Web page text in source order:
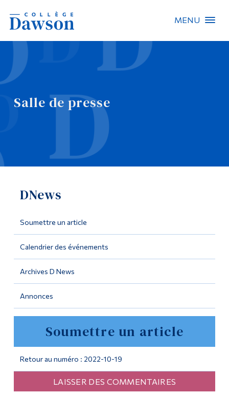
MENU
Salle de presse
DNews
Soumettre un article
Calendrier des événements
Archives D News
Annonces
Soumettre un article
Retour au numéro : 2022-10-19
LAISSER DES COMMENTAIRES
Recherche sur le site
Recherche de personnes
EN
Omnivox
Outils
Programmes
Formation continue
Admissions
Qui vous êtes